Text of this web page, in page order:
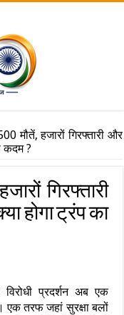
मौतें, हजारों गिरफ्तारी और
कदम ?
गिरफ्तारी
होगा ट्रंप का
प्रदर्शन अब एक
एक तरफ जहां सुरक्षा बलों